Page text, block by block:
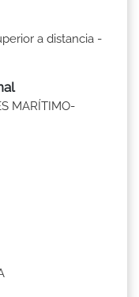
a distancia -
MARÍTIMO-